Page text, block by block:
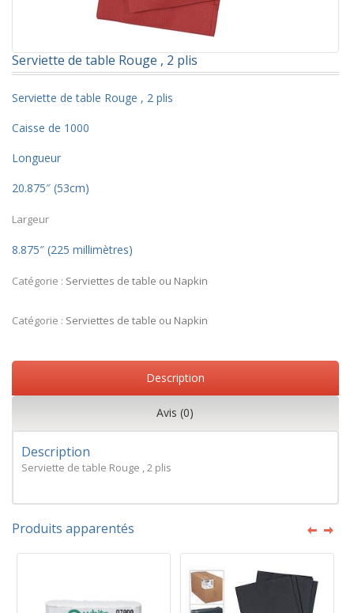
Serviette de table Rouge , 2 plis
Serviette de table Rouge , 2 plis
Caisse de 1000
Longueur
20.875″ (53cm)
Largeur
8.875″ (225 millimètres)
Catégorie : Serviettes de table ou Napkin
Catégorie : Serviettes de table ou Napkin
Description
Avis (0)
Description
Serviette de table Rouge , 2 plis
Produits apparentés